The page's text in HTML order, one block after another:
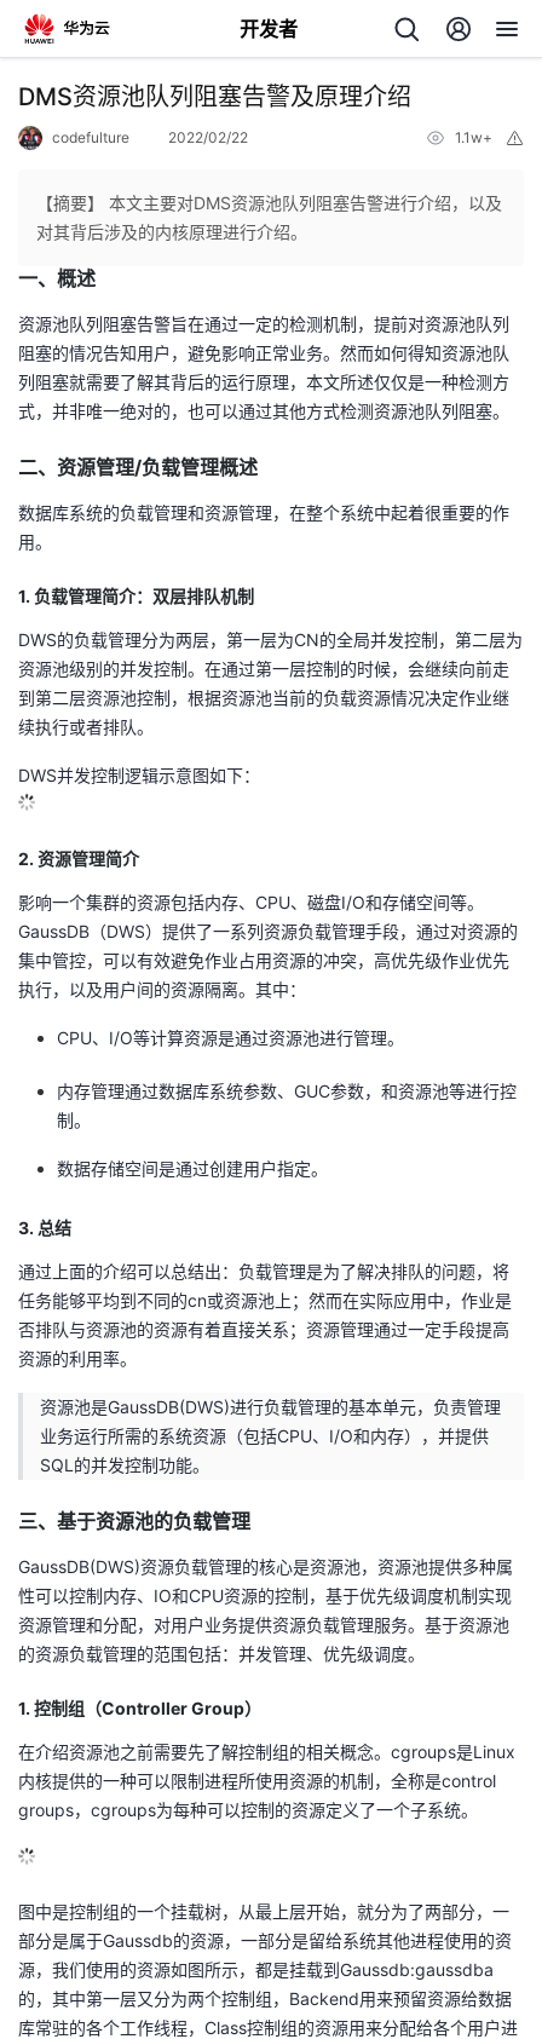
开发者
返
个
人
主
页
我
的
开
发
者
我
的
我
子
直
播
的
活
动
我
的
关
注
我
的
开
发
者
学
课
程
的
认
我
的
验
我
收
藏
我
的
Programs
我
的
支
持
技
术
支
持
的
云
声
建
议
DMS资源池队列阻塞告警及原理介绍
codefulture 2022/02/22 1.1w+
【摘要】 本文主要对DMS资源池队列阻塞告警进行介绍，以及
对其背后涉及的内核原理进行介绍。
一、概述
资源池队列阻塞告警旨在通过一定的检测机制，提前对资源池队列
阻塞的情况告知用户，避免影响正常业务。然而如何得知资源池队
列阻塞就需要了解其背后的运行原理，本文所述仅仅是一种检测方
式，并非唯一绝对的，也可以通过其他方式检测资源池队列阻塞。
二、资源管理/负载管理概述
数据库系统的负载管理和资源管理，在整个系统中起着很重要的作
用。
1. 负载管理简介：双层排队机制
DWS的负载管理分为两层，第一层为CN的全局并发控制，第二层为
资源池级别的并发控制。在通过第一层控制的时候，会继续向前走
到第二层资源池控制，根据资源池当前的负载资源情况决定作业继
续执行或者排队。
DWS并发控制逻辑示意图如下：
2. 资源管理简介
影响一个集群的资源包括内存、CPU、磁盘I/O和存储空间等。
GaussDB（DWS）提供了一系列资源负载管理手段，通过对资源的
集中管控，可以有效避免作业占用资源的冲突，高优先级作业优先
执行，以及用户间的资源隔离。其中：
CPU、I/O等计算资源是通过资源池进行管理。
内存管理通过数据库系统参数、GUC参数，和资源池等进行控
制。
数据存储空间是通过创建用户指定。
3. 总结
通过上面的介绍可以总结出：负载管理是为了解决排队的问题，将
任务能够平均到不同的cn或资源池上；然而在实际应用中，作业是
否排队与资源池的资源有着直接关系；资源管理通过一定手段提高
资源的利用率。
资源池是GaussDB(DWS)进行负载管理的基本单元，负责管理
业务运行所需的系统资源（包括CPU、I/O和内存），并提供
SQL的并发控制功能。
三、基于资源池的负载管理
GaussDB(DWS)资源负载管理的核心是资源池，资源池提供多种属
性可以控制内存、IO和CPU资源的控制，基于优先级调度机制实现
资源管理和分配，对用户业务提供资源负载管理服务。基于资源池
的资源负载管理的范围包括：并发管理、优先级调度。
1. 控制组（Controller Group）
在介绍资源池之前需要先了解控制组的相关概念。cgroups是Linux
内核提供的一种可以限制进程所使用资源的机制，全称是control
groups，cgroups为每种可以控制的资源定义了一个子系统。
图中是控制组的一个挂载树，从最上层开始，就分为了两部分，一
部分是属于Gaussdb的资源，一部分是留给系统其他进程使用的资
源，我们使用的资源如图所示，都是挂载到Gaussdb:gaussdba
的，其中第一层又分为两个控制组，Backend用来预留资源给数据
库常驻的各个工作线程，Class控制组的资源用来分配给各个用户进